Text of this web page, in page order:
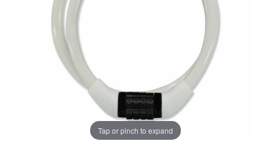
Tap or pinch to expand